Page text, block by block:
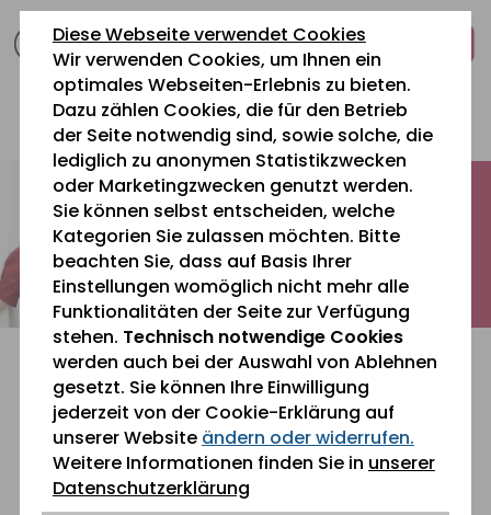
Diese Webseite verwendet Cookies
Wir verwenden Cookies, um Ihnen ein
optimales Webseiten-Erlebnis zu bieten.
Dazu zählen Cookies, die für den Betrieb
der Seite notwendig sind, sowie solche, die
lediglich zu anonymen Statistikzwecken
oder Marketingzwecken genutzt werden.
Sie können selbst entscheiden, welche
Kategorien Sie zulassen möchten. Bitte
beachten Sie, dass auf Basis Ihrer
Einstellungen womöglich nicht mehr alle
Funktionalitäten der Seite zur Verfügung
stehen. Technisch notwendige Cookies
werden auch bei der Auswahl von Ablehnen
gesetzt. Sie können Ihre Einwilligung
jederzeit von der Cookie-Erklärung auf
unserer Website ändern oder widerrufen.
Weitere Informationen finden Sie in unserer
Datenschutzerklärung
zum
Inhalt
springen
zur
Navigation
springen
zum
Fußbereich
springen
0 26 42 40 60
Sie befinden sich gerade hier:Aktuelles